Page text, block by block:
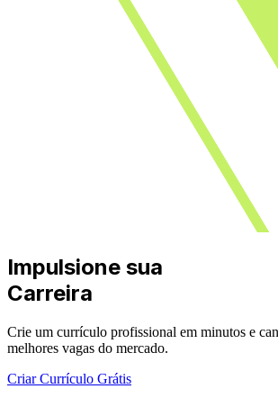
Impulsione sua
Carreira
Crie um currículo profissional em minutos e
melhores vagas do mercado.
Criar Currículo Grátis